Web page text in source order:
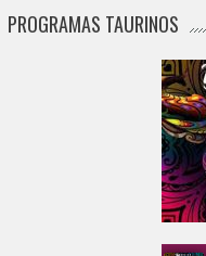
PROGRAMAS TAURINOS